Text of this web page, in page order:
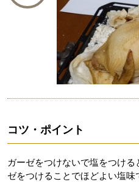
コツ・ポイント
ガーゼをつけないで塩をつけ
ゼをつけることでほどよい塩味